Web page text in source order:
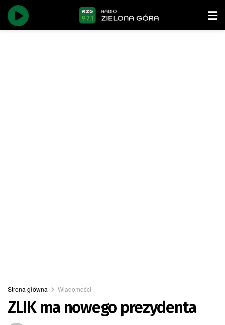
Strona główna Wiadomości
ZLIK ma nowego prezydenta